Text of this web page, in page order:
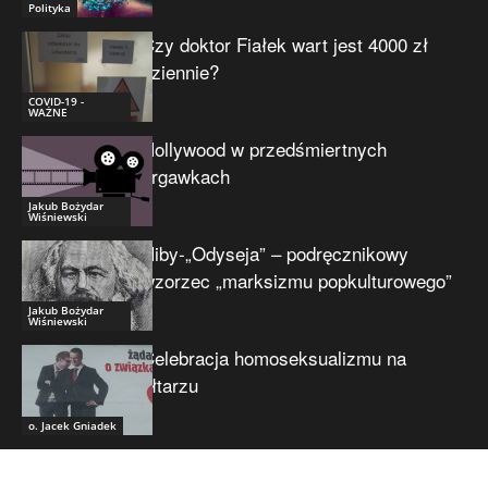
Polityka
COVID-19 -
WAŻNE
Czy doktor Fiałek wart jest 4000 zł
dziennie?
Jakub Bożydar
Wiśniewski
Hollywood w przedśmiertnych
drgawkach
Jakub Bożydar
Wiśniewski
Niby-„Odyseja” – podręcznikowy
wzorzec „marksizmu popkulturowego”
o. Jacek Gniadek
Celebracja homoseksualizmu na
ołtarzu